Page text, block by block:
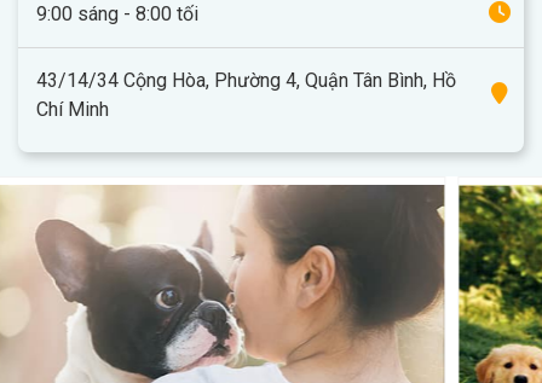
9:00 sáng - 8:00 tối
43/14/34 Cộng Hòa, Phường 4, Quận Tân Bình, Hồ
Chí Minh